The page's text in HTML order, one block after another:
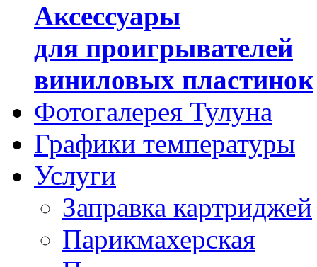
Аксессуары
для проигрывателей
виниловых пластинок
Фотогалерея Тулуна
Графики температуры
Услуги
Заправка картриджей
Парикмахерская